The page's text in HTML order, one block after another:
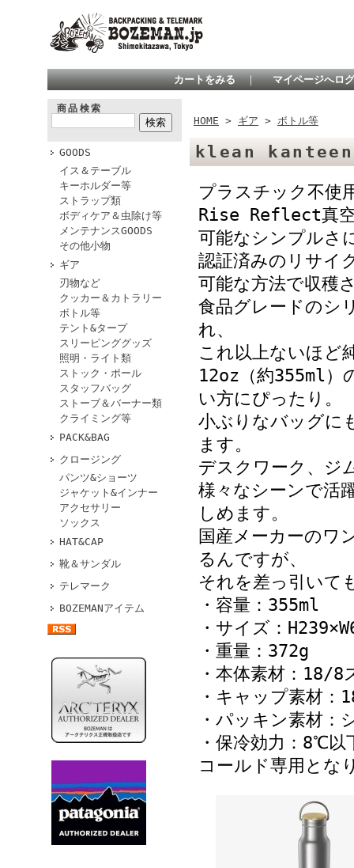
カートをみる ｜ マイページへロ
商品検索
GOODS
イス＆テーブル
キーホルダー等
ストラップ類
ボディケア＆虫除け等
メンテナンスGOODS
その他小物
ギア
刃物など
クッカー＆カトラリー
ボトル等
テント&タープ
スリーピンググッズ
照明・ライト類
ストック・ポール
スタッフバッグ
ストーブ＆バーナー類
クライミング等
PACK&BAG
クロージング
パンツ&ショーツ
ジャケット&インナー
アクセサリー
ソックス
HAT&CAP
靴＆サンダル
テレマーク
BOZEMANアイテム
HOME > ギア > ボトル等
klean
プラスチック不使
Rise Reflect真空
可能なシンプルさ
認証済みのリサイ
可能な方法で収穫
食品グレードのシ
れ、
これ以上ないほど
12oz（約355ml）
い方にぴったり。
小ぶりなバッグに
ます。
デスクワーク、ジ
様々なシーンで活
しめます。
国産メーカーのワ
るんですが、
それを差っ引いて
・容量：355ml
・サイズ：
・重量：372g
・本体素材：18/8
・キャップ素材
・パッキン素材：
・保冷効力：8℃以
コールド専用とな